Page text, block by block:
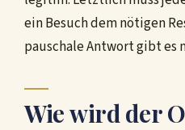
ein Besuch dem nötigen
pauschale Antwort gibt es
Wie wird der